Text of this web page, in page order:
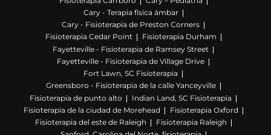
Cary - Terapia física ámbar
Cary - Fisioterapia de Preston Corners
Fisioterapia Cedar Point
Fisioterapia Durham
Fayetteville - Fisioterapia de Ramsey Street
Fayetteville - Fisioterapia de Village Drive
Fort Lawn, SC Fisioterapia
Greensboro - Fisioterapia de la calle Yanceyville
Fisioterapia de punto alto
Indian Land, SC Fisioterapia
Fisioterapia de la ciudad de Morehead
Fisioterapia Oxford
Fisioterapia del este de Raleigh
Fisioterapia Raleigh